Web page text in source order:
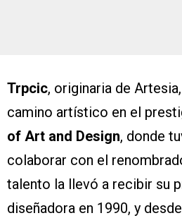
Trpcic, originaria de
camino artístico en el
of Art and Design, donde
colaborar con el
talento la llevó a recibir su
diseñadora en 1990, y